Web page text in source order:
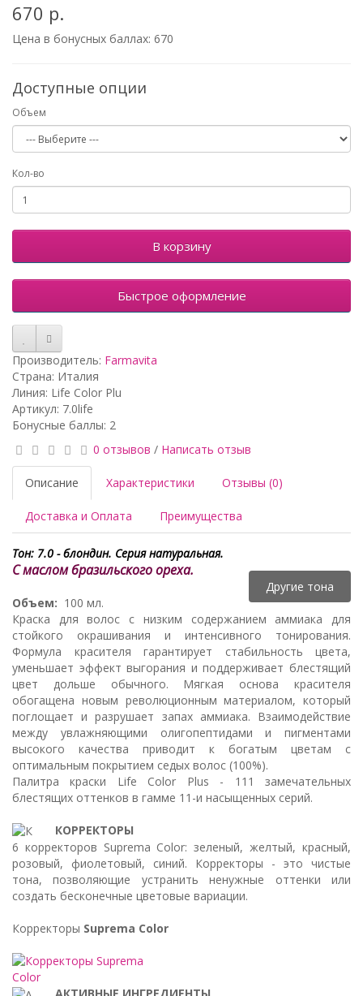
670 р.
Цена в бонусных баллах: 670
Доступные опции
Объем
Кол-во
В корзину
Быстрое оформление
Производитель: Farmavita
Страна: Италия
Линия: Life Color Plu
Артикул: 7.0life
Бонусные баллы: 2
0 отзывов / Написать отзыв
Описание Характеристики Отзывы (0)
Доставка и Оплата Преимущества
Тон: 7.0 - блондин. Серия натуральная.
С маслом бразильского ореха.
Другие тона
Объем: 100 мл.
Краска для волос с низким содержанием аммиака для
стойкого окрашивания и интенсивного тонирования.
Формула красителя гарантирует стабильность цвета,
уменьшает эффект выгорания и поддерживает блестящий
цвет дольше обычного. Мягкая основа красителя
обогащена новым революционным материалом, который
поглощает и разрушает запах аммиака. Взаимодействие
между увлажняющими олигопептидами и пигментами
высокого качества приводит к богатым цветам с
оптимальным покрытием седых волос (100%).
Палитра краски Life Color Plus - 111 замечательных
блестящих оттенков в гамме 11-и насыщенных серий.
КОРРЕКТОРЫ
6 корректоров Suprema Color: зеленый, желтый, красный,
розовый, фиолетовый, синий. Корректоры - это чистые
тона, позволяющие устранить ненужные оттенки или
создать бесконечные цветовые вариации.
Корректоры Suprema Color